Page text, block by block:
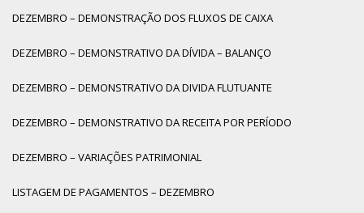
DEZEMBRO – DEMONSTRAÇÃO DOS FLUXOS DE CAIXA
DEZEMBRO – DEMONSTRATIVO DA DÍVIDA – BALANÇO
DEZEMBRO – DEMONSTRATIVO DA DIVIDA FLUTUANTE
DEZEMBRO – DEMONSTRATIVO DA RECEITA POR PERÍODO
DEZEMBRO – VARIAÇÕES PATRIMONIAL
LISTAGEM DE PAGAMENTOS – DEZEMBRO